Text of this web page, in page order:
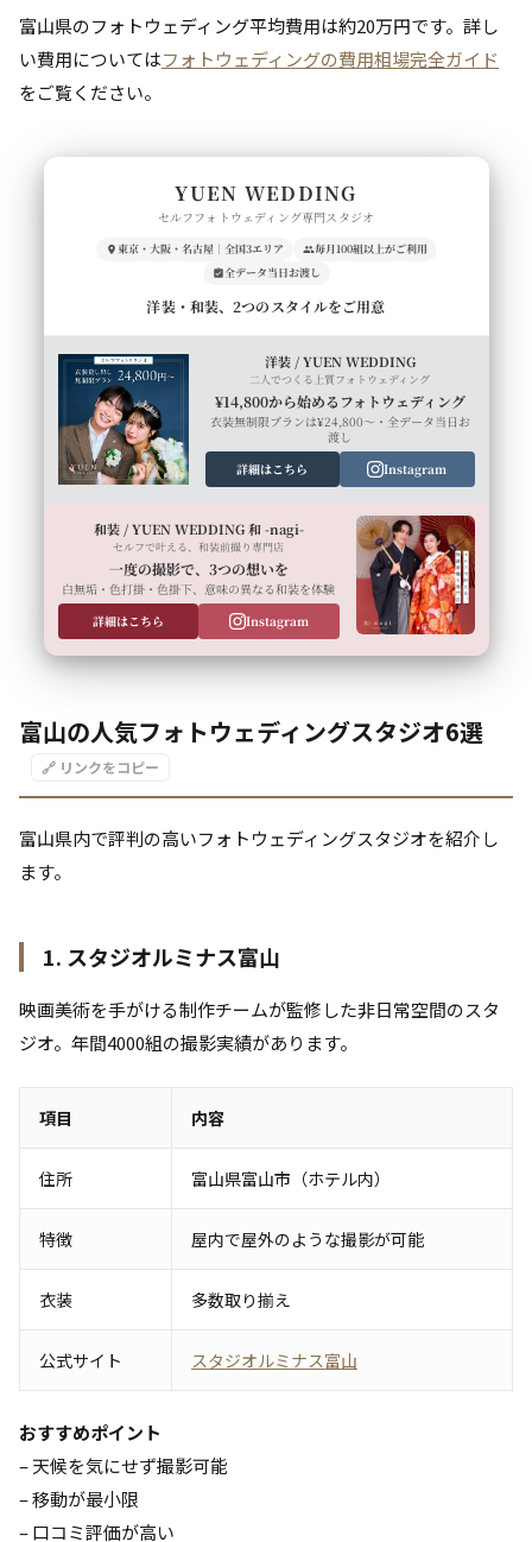
富山県のフォトウェディング平均費用は約20万円です。詳し
い費用についてはフォトウェディングの費用相場完全ガイド
をご覧ください。
YUEN WEDDING
セルフフォトウェディング専門スタジオ
東京・大阪・名古屋｜全国3エリア
毎月100組以上がご利用
全データ当日お渡し
洋装・和装、2つのスタイルをご用意
洋装 / YUEN WEDDING
二人でつくる上質フォトウェディング
¥14,800から始めるフォトウェディング
衣装無制限プランは¥24,800〜・全データ当日お
渡し
詳細はこちら
Instagram
和装 / YUEN WEDDING 和 -nagi-
セルフで叶える、和装前撮り専門店
一度の撮影で、3つの想いを
白無垢・色打掛・色掛下、意味の異なる和装を体験
詳細はこちら
Instagram
富山の人気フォトウェディングスタジオ6選
🔗 リンクをコピー
富山県内で評判の高いフォトウェディングスタジオを紹介し
ます。
1. スタジオルミナス富山
映画美術を手がける制作チームが監修した非日常空間のスタ
ジオ。年間4000組の撮影実績があります。
項目 内容
住所 富山県富山市（ホテル内）
特徴 屋内で屋外のような撮影が可能
衣装 多数取り揃え
公式サイト スタジオルミナス富山
おすすめポイント
– 天候を気にせず撮影可能
– 移動が最小限
– 口コミ評価が高い